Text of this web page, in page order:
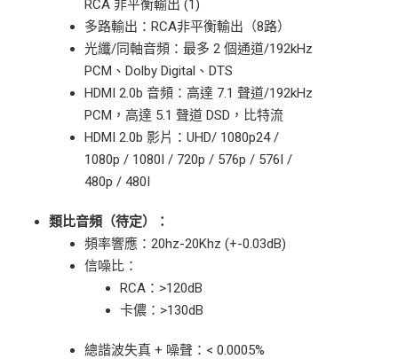
RCA 非平衡輸出 (1)
多路輸出：RCA非平衡輸出（8路）
光纖/同軸音頻：最多 2 個通道/192kHz
PCM、Dolby Digital、DTS
HDMI 2.0b 音頻：高達 7.1 聲道/192kHz
PCM，高達 5.1 聲道 DSD，比特流
HDMI 2.0b 影片：UHD/ 1080p24 /
1080p / 1080I / 720p / 576p / 576I /
480p / 480I
類比音頻（待定）：
頻率響應：20hz-20Khz (+-0.03dB)
信噪比：
RCA：>120dB
卡儂：>130dB
總諧波失真 + 噪聲：< 0.0005%